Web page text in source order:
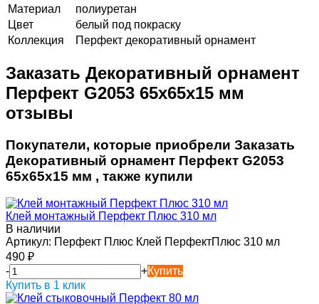
Материал
полиуретан
Цвет
белый под покраску
Коллекция
Перфект декоративный орнамент
Заказать Декоративный орнамент
Перфект G2053 65х65х15 мм
отзывы
Покупатели, которые приобрели Заказать
Декоративный орнамент Перфект G2053
65х65х15 мм , также купили
Клей монтажный Перфект Плюс 310 мл
В наличии
Артикул: Перфект Плюс Клей ПерфектПлюс 310 мл
490 ₽
-
+Купить
Купить в 1 клик